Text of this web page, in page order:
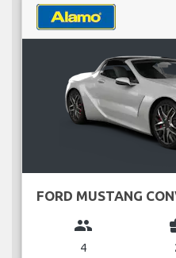
FORD MUSTANG
group
4